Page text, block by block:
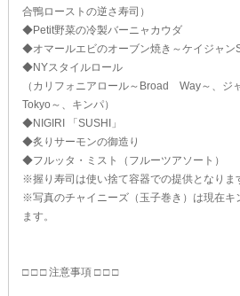
合鴨ローストの逆さ寿司）
◆Petit野菜の冷製バーニャカウダ
◆オマールエビのオーブン焼き～ケイジャン
◆NYスタイルロール
（カリフォニアロール～Broad Way～、ジ
Tokyo～、キンパ）
◆NIGIRI 「SUSHI」
◆炙りサーモンの御造り
◆フルッタ・ミスト（フルーツアソート）
※握り寿司は使い捨て容器での提供となりま
※写真のチャイニーズ（玉子巻き）は現在キ
ます。
□ □ □ 注意事項 □ □ □